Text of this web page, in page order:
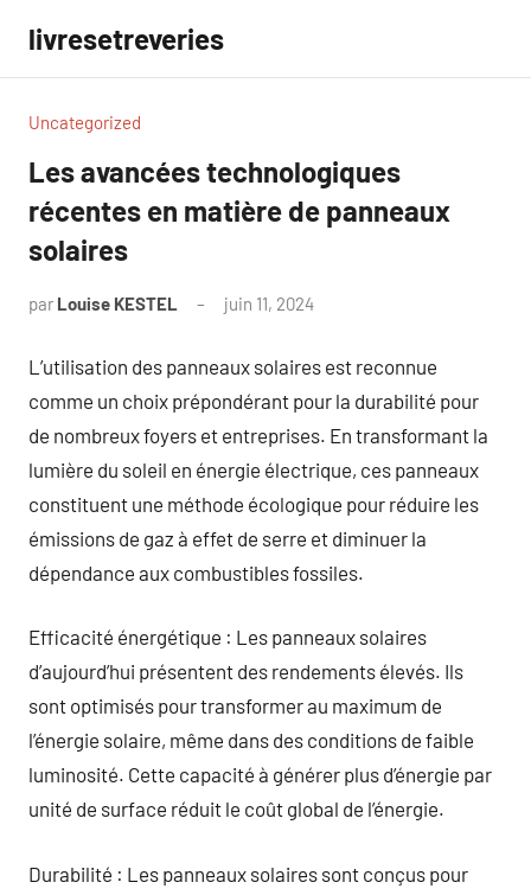
contenu
livresetreveries
Uncategorized
Les avancées technologiques
récentes en matière de panneaux
solaires
par Louise KESTEL juin 11, 2024
L’utilisation des panneaux solaires est reconnue
comme un choix prépondérant pour la durabilité pour
de nombreux foyers et entreprises. En transformant la
lumière du soleil en énergie électrique, ces panneaux
constituent une méthode écologique pour réduire les
émissions de gaz à effet de serre et diminuer la
dépendance aux combustibles fossiles.
Efficacité énergétique : Les panneaux solaires
d’aujourd’hui présentent des rendements élevés. Ils
sont optimisés pour transformer au maximum de
l’énergie solaire, même dans des conditions de faible
luminosité. Cette capacité à générer plus d’énergie par
unité de surface réduit le coût global de l’énergie.
Durabilité : Les panneaux solaires sont conçus pour